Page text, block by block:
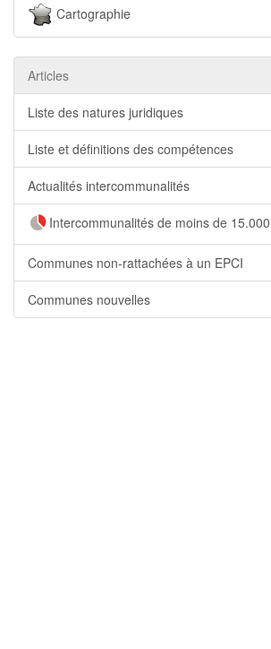
Cartographie
Articles
Liste des natures juridiques
Liste et définitions des compétences
Actualités intercommunalités
Intercommunalités de moins de
Communes non-rattachées à un EPCI
Communes nouvelles